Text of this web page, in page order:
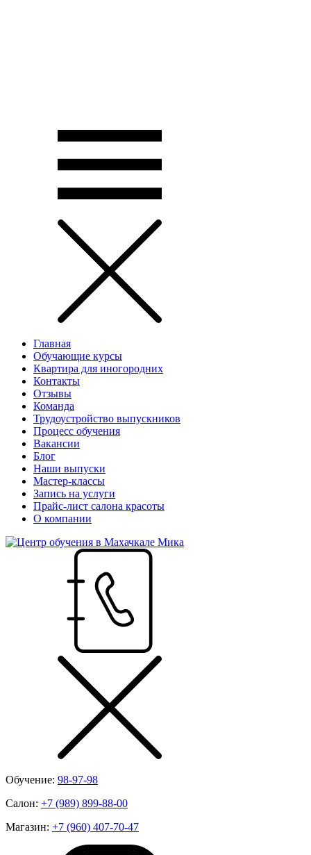
Главная
Обучающие курсы
Квартира для иногородних
Контакты
Отзывы
Команда
Трудоустройство выпускников
Процесс обучения
Вакансии
Блог
Наши выпуски
Мастер-классы
Запись на услуги
Прайс-лист салона красоты
О компании
Обучение: 98-97-98
Салон: +7 (989) 899-88-00
Магазин: +7 (960) 407-70-47